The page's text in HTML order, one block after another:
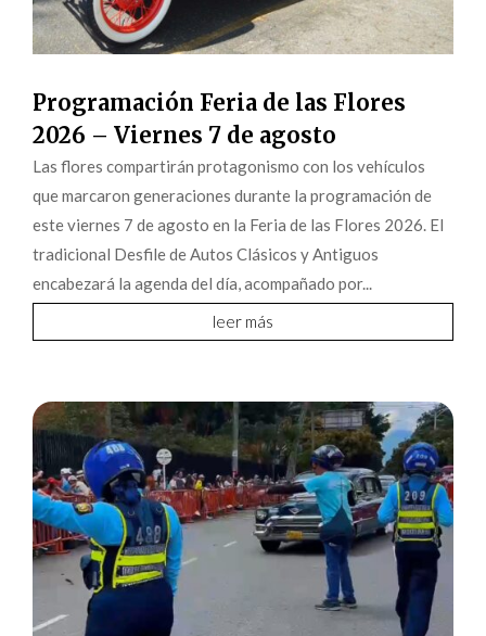
Programación Feria de las Flores
2026 – Viernes 7 de agosto
Las flores compartirán protagonismo con los vehículos
que marcaron generaciones durante la programación de
este viernes 7 de agosto en la Feria de las Flores 2026. El
tradicional Desfile de Autos Clásicos y Antiguos
encabezará la agenda del día, acompañado por...
leer más